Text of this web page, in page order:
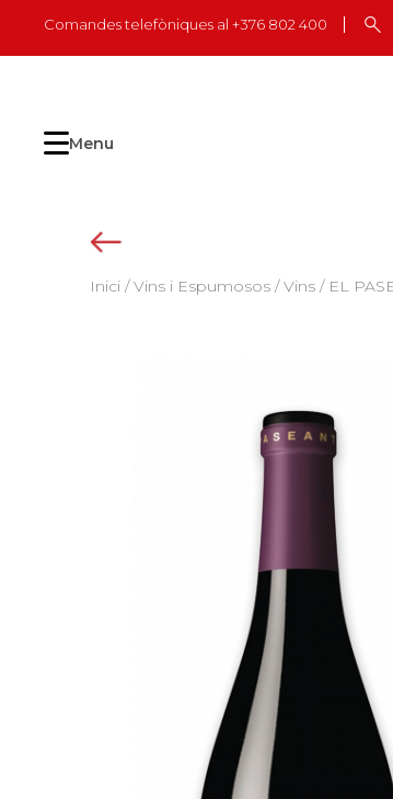
content
Comandes telefòniques al +376 802 400
Menu
Inici /Vins i Espumosos /Vins / EL